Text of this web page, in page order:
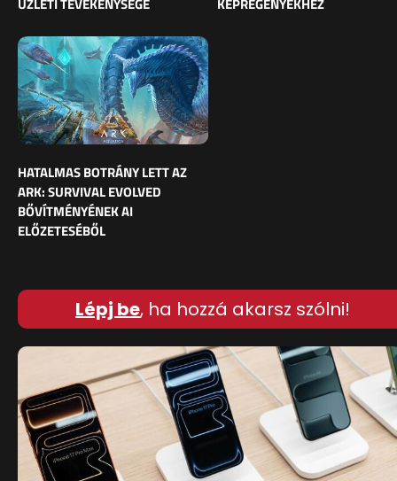
ÜZLETI TEVÉKENYSÉGE
KÉPREGÉNYEKHEZ
HATALMAS BOTRÁNY LETT AZ
ARK: SURVIVAL EVOLVED
BŐVÍTMÉNYÉNEK AI
ELŐZETESÉBŐL
Lépj be, ha hozzá akarsz szólni!